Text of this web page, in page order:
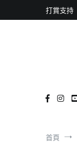
到
打賞支持
首頁